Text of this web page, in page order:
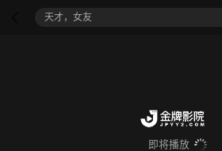
八仙！
即将播放